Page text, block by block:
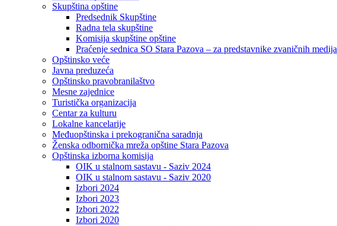
Skupština opštine
Predsednik Skupštine
Radna tela skupštine
Komisija skupštine opštine
Praćenje sednica SO Stara Pazova – za predstavnike zvaničnih medija
Opštinsko veće
Javna preduzeća
Opštinsko pravobranilaštvo
Mesne zajednice
Turistička organizacija
Centar za kulturu
Lokalne kancelarije
Međuopštinska i prekogranična saradnja
Ženska odbornička mreža opštine Stara Pazova
Opštinska izborna komisija
OIK u stalnom sastavu - Saziv 2024
OIK u stalnom sastavu - Saziv 2020
Izbori 2024
Izbori 2023
Izbori 2022
Izbori 2020